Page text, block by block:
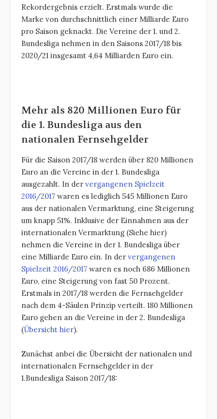
Rekordergebnis erzielt. Erstmals wurde die
Marke von durchschnittlich einer Milliarde Euro
pro Saison geknackt. Die Vereine der 1. und 2.
Bundesliga nehmen in den Saisons 2017/18 bis
2020/21 insgesamt 4,64 Milliarden Euro ein.
Mehr als 820 Millionen Euro für
die 1. Bundesliga aus den
nationalen Fernsehgelder
Für die Saison 2017/18 werden über 820 Millionen
Euro an die Vereine in der 1. Bundesliga
ausgezahlt. In der vergangenen Spielzeit
2016/2017 waren es lediglich 545 Millionen Euro
aus der nationalen Vermarktung, eine Steigerung
um knapp 51%. Inklusive der Einnahmen aus der
internationalen Vermarktung (Siehe hier)
nehmen die Vereine in der 1. Bundesliga über
eine Milliarde Euro ein. In der vergangenen
Spielzeit 2016/2017 waren es noch 686 Millionen
Euro, eine Steigerung von fast 50 Prozent.
Erstmals in 2017/18 werden die Fernsehgelder
nach dem 4-Säulen Prinzip verteilt. 180 Millionen
Euro gehen an die Vereine in der 2. Bundesliga
(Übersicht hier).
Zunächst anbei die Übersicht der nationalen und
internationalen Fernsehgelder in der
1.Bundesliga Saison 2017/18: